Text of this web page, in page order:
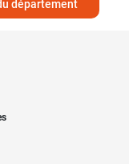
département